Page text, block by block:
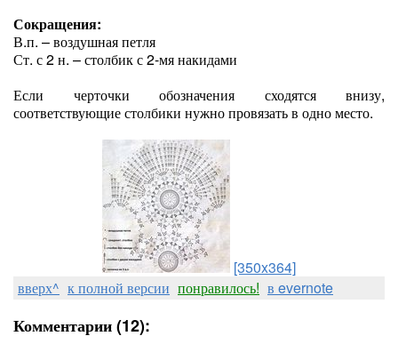
Сокращения:
В.п. – воздушная петля
Ст. с 2 н. – столбик с 2-мя накидами
Если черточки обозначения сходятся внизу,
соответствующие столбики нужно провязать в одно место.
[350x364]
вверх^ к полной версии понравилось! в evernote
Комментарии (12):